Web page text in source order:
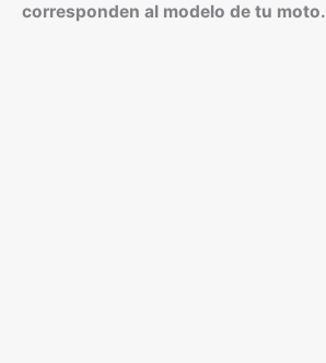
corresponden al modelo de tu moto.